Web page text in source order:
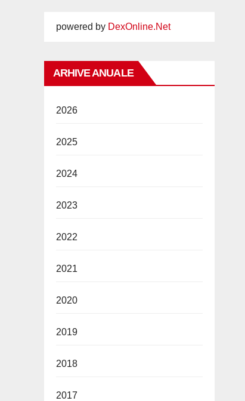
powered by DexOnline.Net
ARHIVE ANUALE
2026
2025
2024
2023
2022
2021
2020
2019
2018
2017